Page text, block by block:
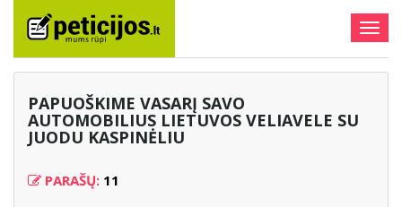
PAPUOŠKIME VASARĮ SAVO
AUTOMOBILIUS LIETUVOS VELIAVELE SU
JUODU KASPINĖLIU
PARAŠŲ: 11